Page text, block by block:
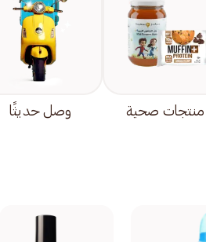
منتجات صحية وصل حديثًا